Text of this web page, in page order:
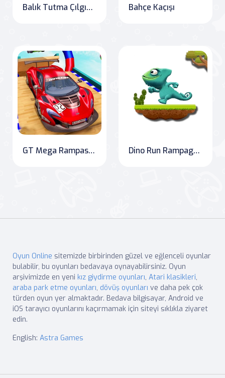
Balık Tutma Çılgınlığı Bahçe Kaçışı
GT Mega Rampası Araba Akrobatikleri Dino Run Rampage: Journey to the Prehistoric
Oyun Online sitemizde birbirinden güzel ve eğlenceli oyunlar
bulabilir, bu oyunları bedavaya oynayabilirsiniz. Oyun
arşivimizde en yeni kız giydirme oyunları, Atari klasikleri,
araba park etme oyunları, dövüş oyunları ve daha pek çok
türden oyun yer almaktadır. Bedava bilgisayar, Android ve
iOS tarayıcı oyunlarını kaçırmamak için siteyi sıklıkla ziyaret
edin.
English: Astra Games